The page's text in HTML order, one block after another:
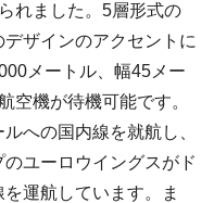
れました。5層形式の
ザインのアクセントに
メートル、幅45メー
空機が待機可能です。
への国内線を就航し、
ユーロウイングスがド
運航しています。ま